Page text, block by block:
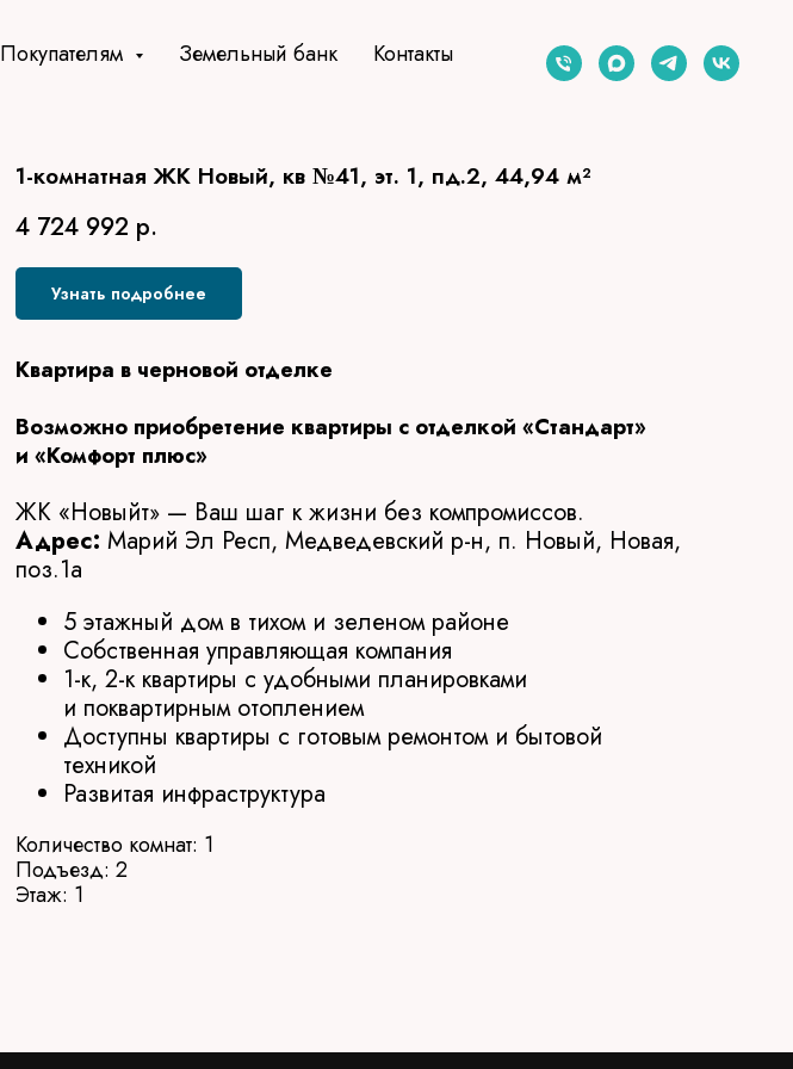
Покупателям Земельный банк Контакты
1-комнатная ЖК Новый, кв №41, эт. 1, пд.2, 44,94 м²
4 724 992 р.
Узнать подробнее
Квартира в черновой отделке
Возможно приобретение квартиры с отделкой «Стандарт»
и «Комфорт плюс»
ЖК «Новыйт» — Ваш шаг к жизни без компромиссов.
Адрес: Марий Эл Респ, Медведевский р-н, п. Новый, Новая,
поз.1а
5 этажный дом в тихом и зеленом районе
Собственная управляющая компания
1-к, 2-к квартиры с удобными планировками
и поквартирным отоплением
Доступны квартиры с готовым ремонтом и бытовой
техникой
Развитая инфраструктура
Количество комнат: 1
Подъезд: 2
Этаж: 1